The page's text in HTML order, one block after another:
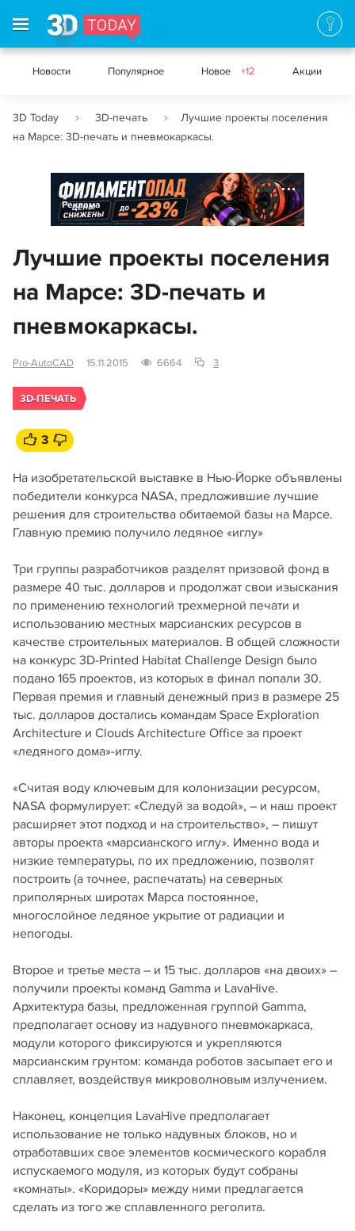
Новости Популярное Новое +12 Акции
3D Today 3D-печать
Лучшие проекты поселения
на Марсе: 3D-печать и пневмокаркасы.
Реклама
Лучшие проекты поселения
на Марсе: 3D-печать и
пневмокаркасы.
Pro-AutoCAD 15.11.2015 6664 3
3D-ПЕЧАТЬ
3
На изобретательской выставке в Нью-Йорке объявлены
победители конкурса NASA, предложившие лучшие
решения для строительства обитаемой базы на Марсе.
Главную премию получило ледяное «иглу»
Три группы разработчиков разделят призовой фонд в
размере 40 тыс. долларов и продолжат свои изыскания
по применению технологий трехмерной печати и
использованию местных марсианских ресурсов в
качестве строительных материалов. В общей сложности
на конкурс 3D-Printed Habitat Challenge Design было
подано 165 проектов, из которых в финал попали 30.
Первая премия и главный денежный приз в размере 25
тыс. долларов достались командам Space Exploration
Architecture и Clouds Architecture Office за проект
«ледяного дома»-иглу.
«Считая воду ключевым для колонизации ресурсом,
NASA формулирует: «Следуй за водой», – и наш проект
расширяет этот подход и на строительство», – пишут
авторы проекта «марсианского иглу». Именно вода и
низкие температуры, по их предложению, позволят
построить (а точнее, распечатать) на северных
приполярных широтах Марса постоянное,
многослойное ледяное укрытие от радиации и
непогоды.
Второе и третье места – и 15 тыс. долларов «на двоих» –
получили проекты команд Gamma и LavaHive.
Архитектура базы, предложенная группой Gamma,
предполагает основу из надувного пневмокаркаса,
модули которого фиксируются и укрепляются
марсианским грунтом: команда роботов засыпает его и
сплавляет, воздействуя микроволновым излучением.
Наконец, концепция LavaHive предполагает
использование не только надувных блоков, но и
отработавших свое элементов космического корабля
испускаемого модуля, из которых будут собраны
«комнаты». «Коридоры» между ними предлагается
сделать из того же сплавленного реголита.